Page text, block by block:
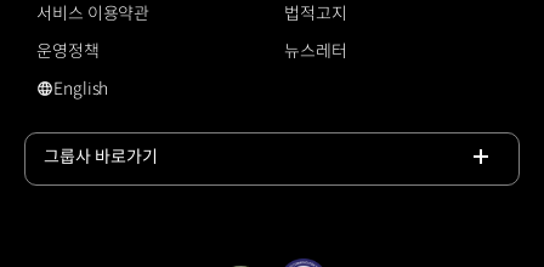
서비스 이용약관
법적고지
운영정책
뉴스레터
#현대카드 앱
English
그룹사 바로가기